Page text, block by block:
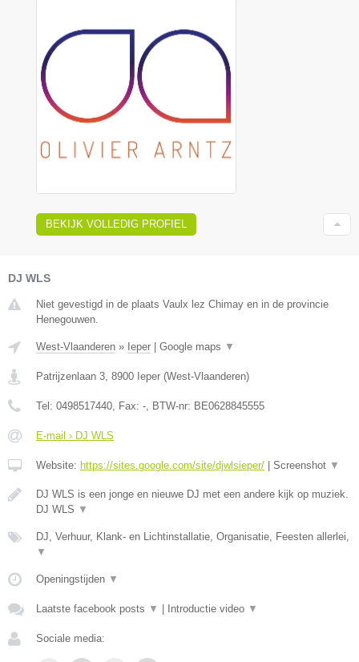
BEKIJK VOLLEDIG PROFIEL
DJ WLS
Niet gevestigd in de plaats Vaulx lez Chimay en in de provincie
Henegouwen.
West-Vlaanderen » Ieper | Google maps ▼
Patrijzenlaan 3 8900 Ieper (West-Vlaanderen)
Tel: 0498517440 , Fax: - , BTW-nr: BE0628845555
E-mail › DJ WLS
Website: https://sites.google.com/site/djwlsieper/ | Screenshot ▼
DJ WLS is een jonge en nieuwe DJ met een andere kijk op muziek.
DJ WLS ▼
DJ, Verhuur, Klank- en Lichtinstallatie, Organisatie, Feesten allerlei,
▼
Openingstijden ▼
Laatste facebook posts ▼ | Introductie video ▼
Sociale media: